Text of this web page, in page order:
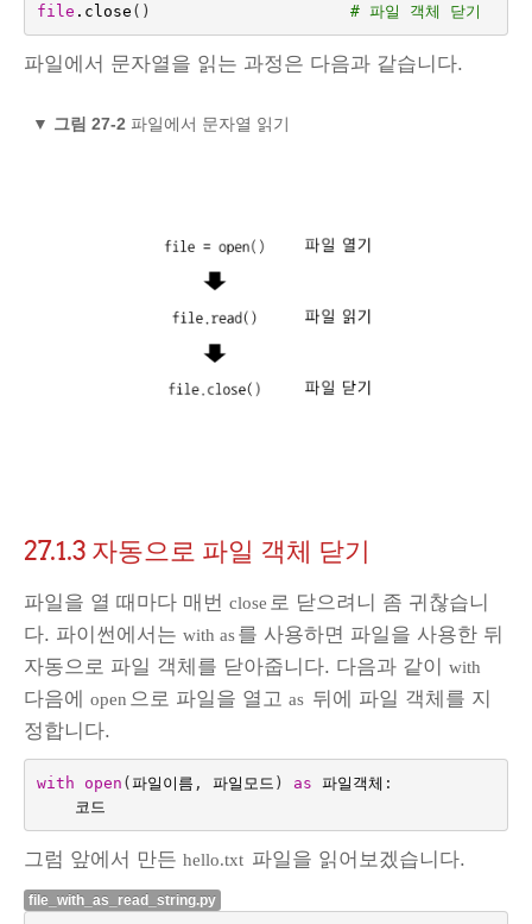
file . close () # 파일 객체 닫기
파일에서 문자열을 읽는 과정은 다음과 같습니다.
▼ 그림 27-2 파일에서 문자열 읽기
27.1.3 자동으로 파일 객체 닫기
파일을 열 때마다 매번 close 로 닫으려니 좀 귀찮습니
다. 파이썬에서는 with as를 사용하면 파일을 사용한 뒤
자동으로 파일 객체를 닫아줍니다. 다음과 같이 with
다음에 open 으로 파일을 열고 as 뒤에 파일 객체를 지
정합니다.
with open (파일이름 , 파일모드 ) as 파일객체 :
코드
그럼 앞에서 만든 hello.txt 파일을 읽어보겠습니다.
file_with_as_read_string.py